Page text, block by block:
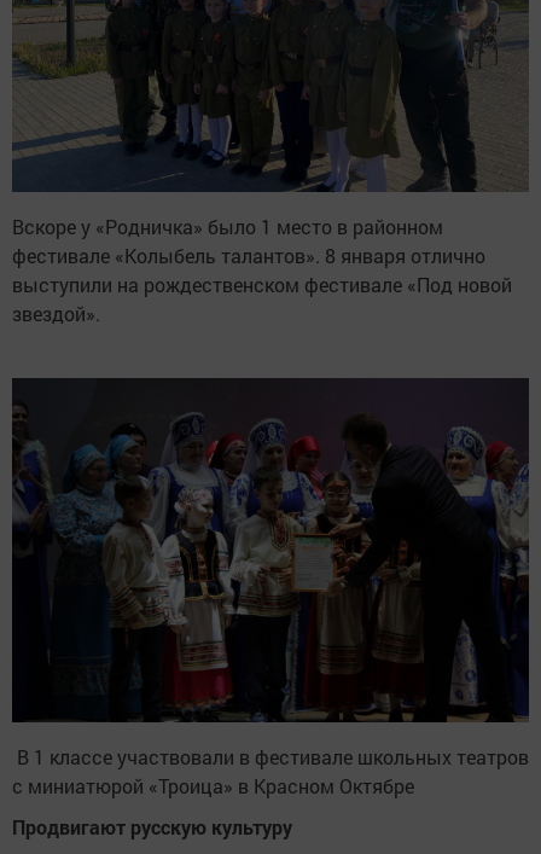
Вскоре у «Родничка» было 1 место в районном
фестивале «Колыбель талантов». 8 января отлично
выступили на рождественском фестивале «Под новой
звездой».
В 1 классе участвовали в фестивале школьных театров
с миниатюрой «Троица» в Красном Октябре
Продвигают русскую культуру